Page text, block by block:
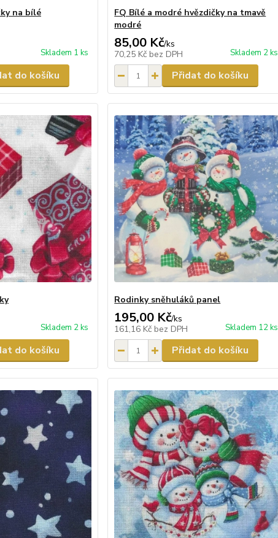
na bílé
Skladem 1 ks
do košíku
FQ Bílé a modré hvězdičky na tmavě
modré
85,00 Kč/ks
70,25 Kč bez DPH Skladem 2 ks
Přidat do košíku
Skladem 2 ks
do košíku
Rodinky sněhuláků panel
195,00 Kč/ks
161,16 Kč bez DPH Skladem 12 ks
Přidat do košíku